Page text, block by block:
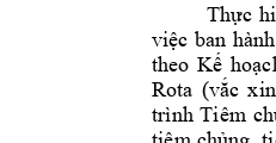
Thực
việc ban hành
theo Kế
Rota (vắc xin
trình Tiêm